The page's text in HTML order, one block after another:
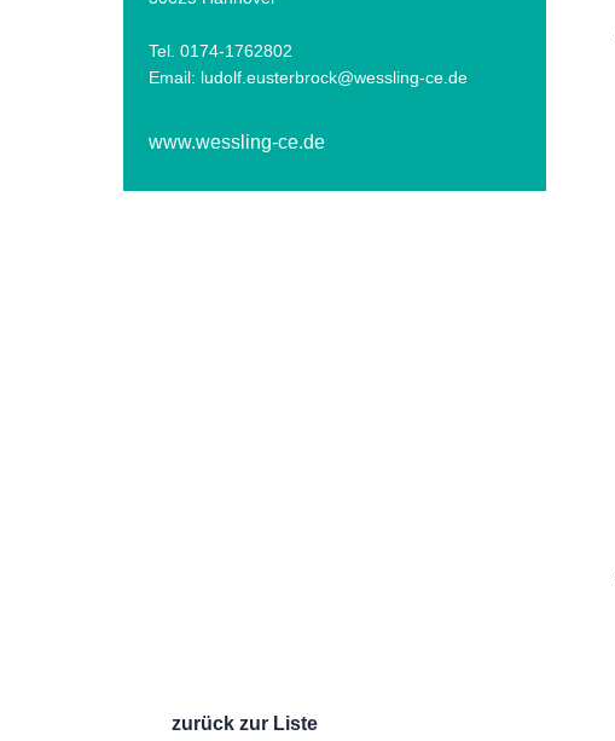
Tel. 0174-1762802
Email: ludolf.eusterbrock@wessling-ce.de
www.wessling-ce.de
zurück zur Liste